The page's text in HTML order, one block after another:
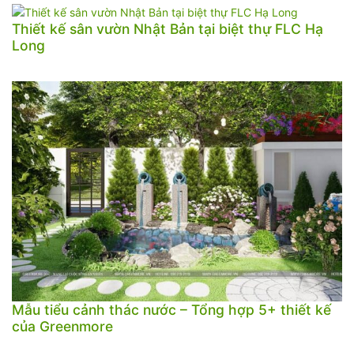
Thiết kế sân vườn Nhật Bản tại biệt thự FLC Hạ
Long
Mẫu tiểu cảnh thác nước – Tổng hợp 5+ thiết kế
của Greenmore